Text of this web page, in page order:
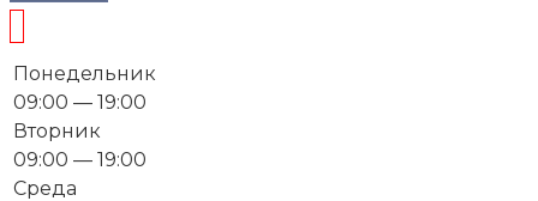
Понедельник
09:00 — 19:00
Вторник
09:00 — 19:00
Среда